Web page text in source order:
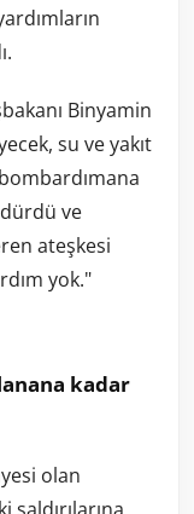
Binyamin
su ve yakıt
ve
ateşkesi
yok."
kadar
olan